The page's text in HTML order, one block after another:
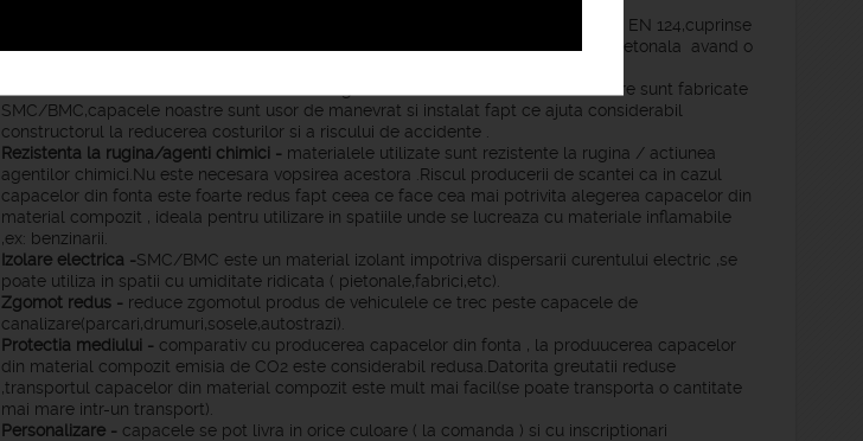
produse fabricate si testate conform standardelor EN 124,cuprinse
in Agrement Tehnic 003-05/290-2013.Aceste capace se preteaza pentru zona pietonala avand o
datorita greuatii reduse a materialului din care sunt fabricate
SMC/BMC,capacele noastre sunt usor de manevrat si instalat fapt ce ajuta considerabil
constructorul la reducerea costurilor si a riscului de accidente .
Rezistenta la rugina/agenti chimici - materialele utilizate sunt rezistente la rugina / actiunea
agentilor chimici.Nu este necesara vopsirea acestora .Riscul producerii de scantei ca in cazul
capacelor din fonta este foarte redus fapt ceea ce face cea mai potrivita alegerea capacelor din
material compozit , ideala pentru utilizare in spatiile unde se lucreaza cu materiale inflamabile
,ex: benzinarii.
Izolare electrica -SMC/BMC este un material izolant impotriva dispersarii curentului electric ,se
poate utiliza in spatii cu umiditate ridicata ( pietonale,fabrici,etc).
Zgomot redus - reduce zgomotul produs de vehiculele ce trec peste capacele de
canalizare(parcari,drumuri,sosele,autostrazi).
Protectia mediului - comparativ cu producerea capacelor din fonta , la produucerea capacelor
din material compozit emisia de CO2 este considerabil redusa.Datorita greutatii reduse
,transportul capacelor din material compozit este mult mai facil(se poate transporta o cantitate
mai mare intr-un transport).
Personalizare - capacele se pot livra in orice culoare ( la comanda ) si cu inscriptionari